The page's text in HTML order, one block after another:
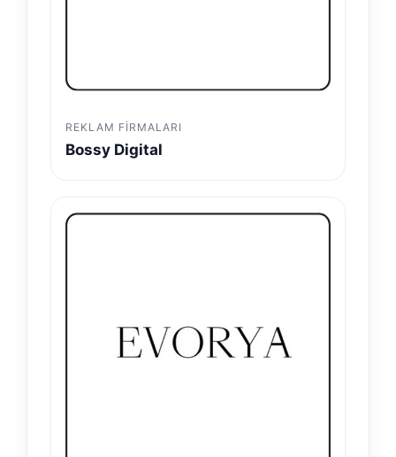
REKLAM FIRMALARI
Bossy Digital